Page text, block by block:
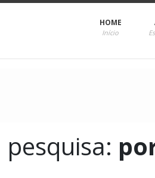
HOME
Início